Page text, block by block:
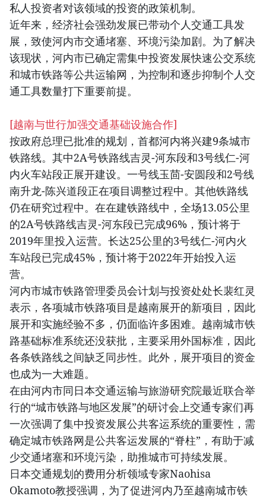
私人投资者对该领域的投资的政策机制。
近年来，经济社会强劲发展已带动个人交通工具发
展，致使河内市交通堵塞、环境污染加剧。为了解决
该现状，河内市已确定需集中投资发展快速公交系统
和城市铁路等公共运输网，为控制和逐步抑制个人交
通工具数量打下重要前提。
[越南与世行加强交通基础设施合作]
按政府总理已批准的规划，首都河内将兴建9条城市
铁路线。其中2A号铁路线吉灵-河东段和3号线仁-河
内火车站段正展开建设。一号线玉茴-安圆段和2号线
南升龙-陈兴道段正在项目调整过程中。其他铁路线
仍在研究过程中。在在建铁路线中，全场13.05公里
的2A号铁路线吉灵-河东段已完成96%，预计将于
2019年里投入运营。长达25公里的3号线仁-河内火
车站段已完成45%，预计将于2022年开始投入运
营。
河内市城市铁路管理委员会计划与投资处处长裴红灵
表示，各项城市铁路项目是越南展开的新项目，因此
展开和实施经验不多，仍面临许多困难。越南城市铁
路基础标准系统还没获批，主要采用外国标准，因此
各条铁路线之间缺乏同步性。此外，展开项目的资金
也成为一大难题。
在由河内市同日本交通运输与旅游研究院最近联合举
行的“城市铁路与地区发展”的研讨会上交通专家们再
一次强调了集中投资发展公共客运系统的重要性，需
确定城市铁路网是公共客运发展的“脊柱”，有助于减
少交通堵塞和环境污染，助推城市可持续发展。
日本交通规划的费用分析领域专家Naohisa
Okamoto教授强调，为了促进河内乃至越南城市铁